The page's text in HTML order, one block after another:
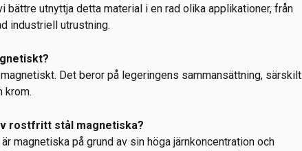
bättre utnyttja detta material i en rad olika applikationer, från
industriell utrustning.
Det beror på legeringens sammansättning, särskilt
krom.
rostfritt stål magnetiska?
magnetiska på grund av sin höga järnkoncentration och